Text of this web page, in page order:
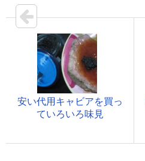
安い代用キャビアを買っ
ていろいろ味見